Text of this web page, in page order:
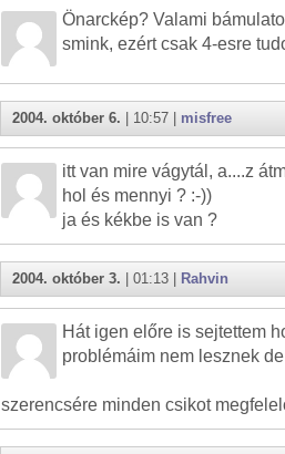
Önarckép? Valami
smink, ezért csak 4-esre
2004. október 6. | 10:57 | misfree
itt van mire vágytál, a....z
hol és mennyi ? :-))
ja és kékbe is van ?
2004. október 3. | 01:13 | Rahvin
Hát igen előre is sejtettem
problémáim nem lesznek
szerencsére minden csikot